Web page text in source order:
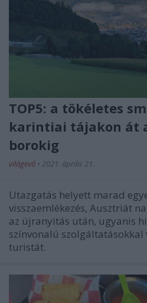
TOP5: a tökéletes
karintiai tájakon át
borokig
világevő • 2021. április 21.
Utazgatás helyett marad
visszaemlékezés, Ausztriát
az újranyitás után, ugyanis
színvonalú
turistát.